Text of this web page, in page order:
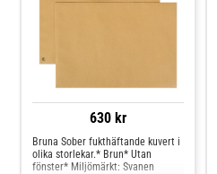
630 kr
Bruna Sober fukthäftande kuvert i
olika storlekar.* Brun* Utan
fönster* Miljömärkt: Svanen